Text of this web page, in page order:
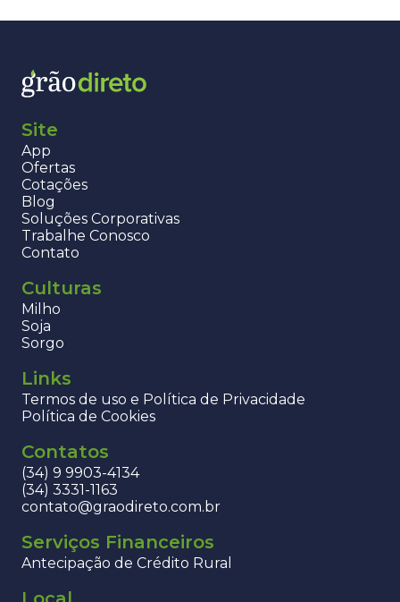
Site
App
Ofertas
Cotações
Blog
Soluções Corporativas
Trabalhe Conosco
Contato
Culturas
Milho
Soja
Sorgo
Links
Termos de uso e Política de Privacidade
Política de Cookies
Contatos
(34) 9 9903-4134
(34) 3331-1163
contato@graodireto.com.br
Serviços Financeiros
Antecipação de Crédito Rural